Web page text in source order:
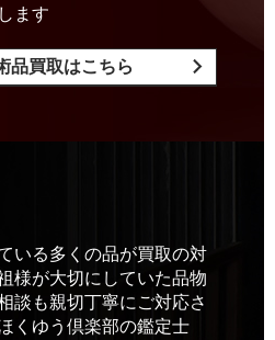
ます
品買取はこちら
いる多くの品が買取の対
様が大切にしていた品物
談も親切丁寧にご対応さ
くゆう倶楽部の鑑定士